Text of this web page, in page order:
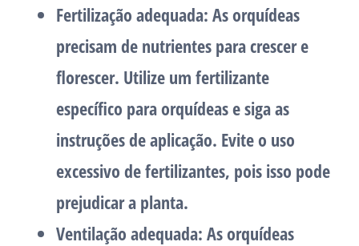
Fertilização adequada: As orquídeas
precisam de nutrientes para crescer e
florescer. Utilize um fertilizante
específico para orquídeas e siga as
instruções de aplicação. Evite o uso
excessivo de fertilizantes, pois isso pode
prejudicar a planta.
Ventilação adequada: As orquídeas